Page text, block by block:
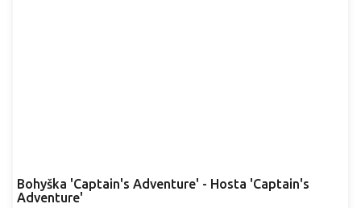
Bohyška 'Captain's Adventure' - Hosta 'Captain's
Adventure'